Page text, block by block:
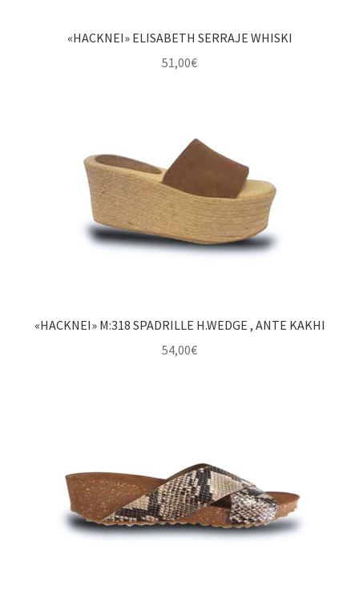
«HACKNEI» ELISABETH SERRAJE WHISKI
51,00€
«HACKNEI» M:318 SPADRILLE H.WEDGE , ANTE KAKHI
54,00€